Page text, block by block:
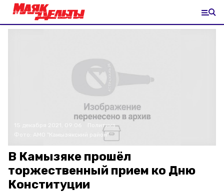
Политика
АМО "Камызякский район"
В Камызяке прошёл
торжественный прием ко Дню
Конституции